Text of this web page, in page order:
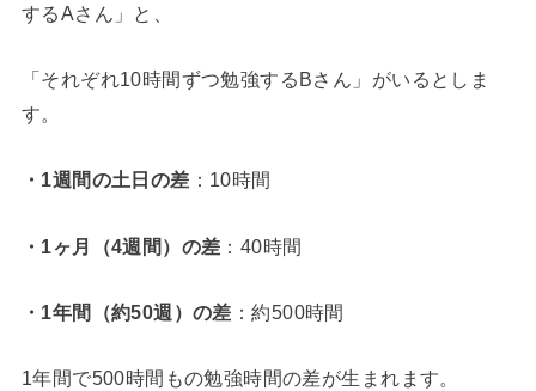
するAさん」と、
「それぞれ10時間ずつ勉強するBさん」がいるとしま
す。
・1週間の土日の差 ：10時間
・1ヶ月（4週間）の差 ：40時間
・1年間（約50週）の差 ：約500時間
1年間で500時間もの勉強時間の差が生まれます。